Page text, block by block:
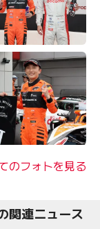
のフォトを見る
関連ニュース